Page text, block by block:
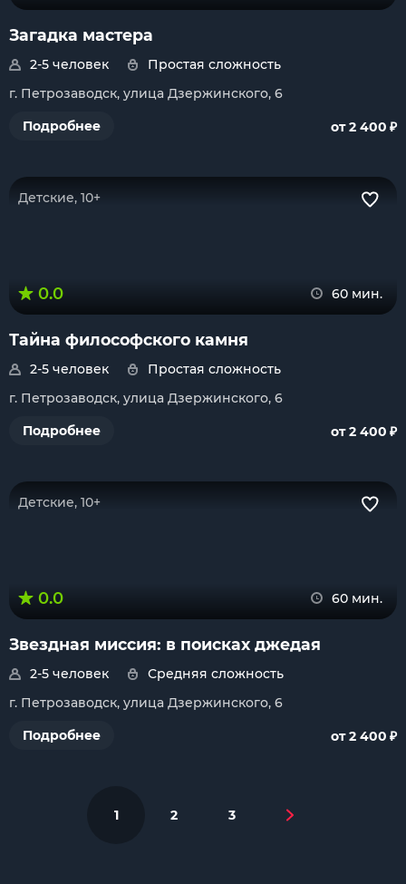
Загадка мастера
2-5 человек
Простая сложность
г. Петрозаводск, улица Дзержинского, 6
Подробнее
от 2 400 ₽
Детские, 10+
0.0 60 мин.
Тайна философского камня
2-5 человек
Простая сложность
г. Петрозаводск, улица Дзержинского, 6
Подробнее
от 2 400 ₽
Детские, 10+
0.0 60 мин.
Звездная миссия: в поисках джедая
2-5 человек
Средняя сложность
г. Петрозаводск, улица Дзержинского, 6
Подробнее
от 2 400 ₽
1 2 3